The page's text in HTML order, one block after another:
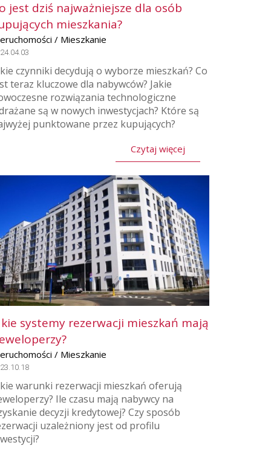
jest dziś najważniejsze dla osób
mieszkania?
/ Mieszkanie
czynniki decydują o wyborze mieszkań? Co
teraz kluczowe dla nabywców? Jakie
rozwiązania technologiczne
są w nowych inwestycjach? Które są
punktowane przez kupujących?
Czytaj więcej
systemy rezerwacji mieszkań mają
/ Mieszkanie
warunki rezerwacji mieszkań oferują
Ile czasu mają nabywcy na
decyzji kredytowej? Czy sposób
uzależniony jest od profilu